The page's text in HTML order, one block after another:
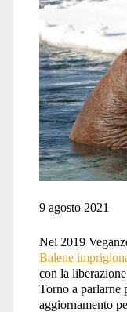
9 agosto 2021
Nel 2019
Balene
con la
Torno a parlarne
aggiornamento